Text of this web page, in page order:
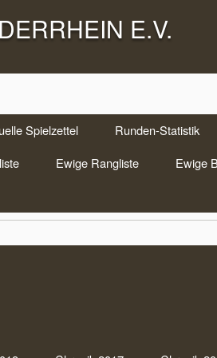
E.V.
Spielzettel Runden-Statistik
Ewige Rangliste Ewige
in Kamp Lintfort